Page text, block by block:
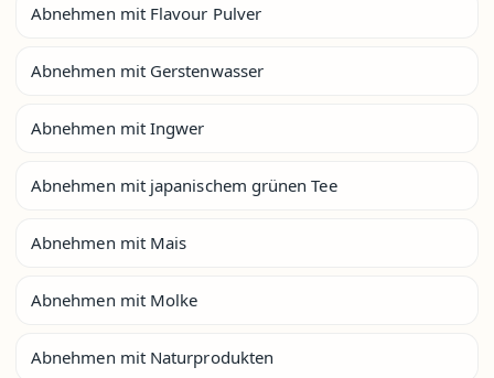
Abnehmen mit Flavour Pulver
Abnehmen mit Gerstenwasser
Abnehmen mit Ingwer
Abnehmen mit japanischem grünen Tee
Abnehmen mit Mais
Abnehmen mit Molke
Abnehmen mit Naturprodukten